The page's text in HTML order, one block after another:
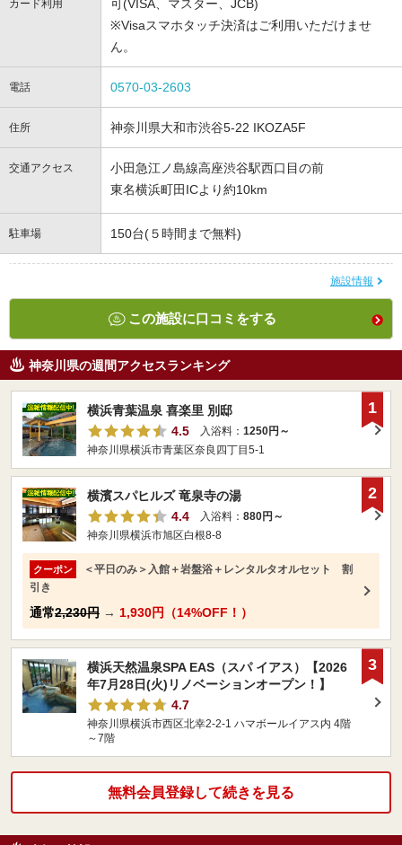
カード利用
可(VISA、マスター、JCB)
※Visaスマホタッチ決済はご利用いただけませ
ん。
電話 0570-03-2603
住所 神奈川県大和市渋谷5-22 IKOZA5F
交通アクセス
小田急江ノ島線高座渋谷駅西口目の前
東名横浜町田ICより約10km
駐車場 150台(５時間まで無料)
施設情報
この施設に口コミをする
神奈川県の週間アクセスランキング
横浜青葉温泉 喜楽里 別邸
4.5
入浴料： 1250円～
神奈川県横浜市青葉区奈良四丁目5-1
1
横濱スパヒルズ 竜泉寺の湯
4.4
入浴料： 880円～
神奈川県横浜市旭区白根8-8
クーポン
＜平日のみ＞入館＋岩盤浴＋レンタルタオルセット 割
引き
通常2,230円 → 1,930円（14%OFF！）
2
横浜天然温泉SPA EAS（スパ イアス）【2026
年7月28日(火)リノベーションオープン！】
4.7
神奈川県横浜市西区北幸2-2-1 ハマボールイアス内 4階
～7階
3
無料会員登録して続きを見る